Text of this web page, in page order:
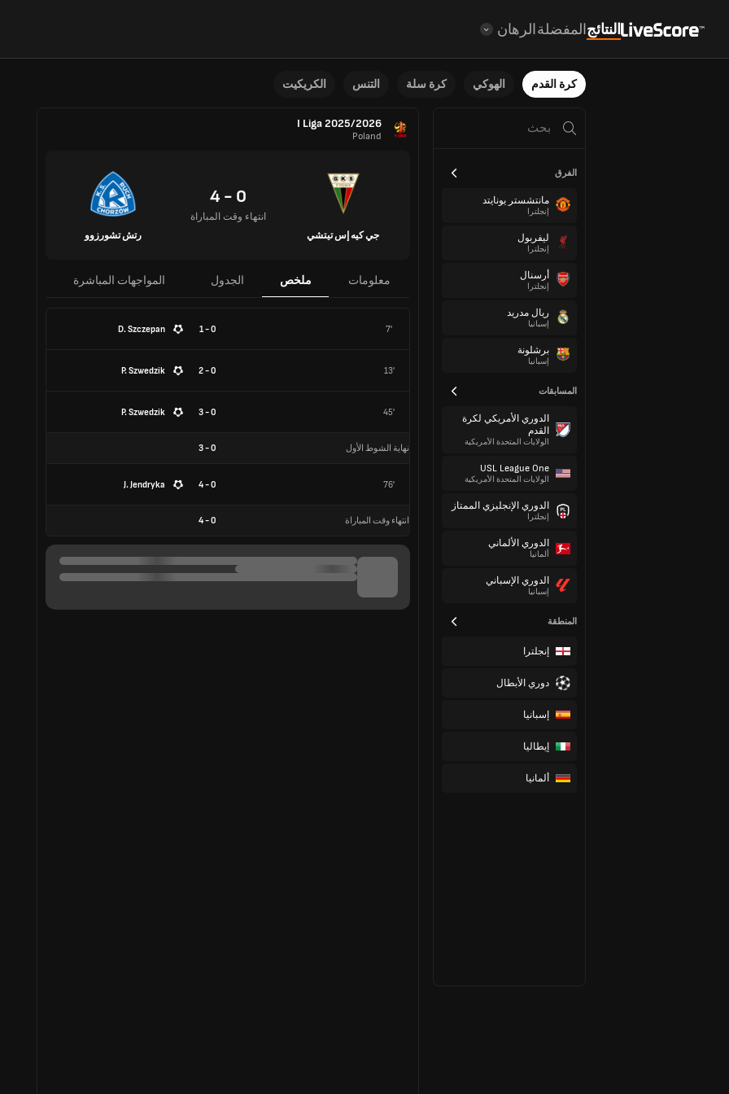
النتائجالمفضلةالرهان
كرة القدم الهوكي كرة سلة التنس الكريكيت
الفرق
مانتشستر يونايتد
إنجلترا
ليفربول
إنجلترا
أرسنال
إنجلترا
ريال مدريد
إسبانيا
برشلونة
إسبانيا
المسابقات
الدوري الأمريكي لكرة
القدم
الولايات المتحدة الأمريكية
USL League One
الولايات المتحدة الأمريكية
الدوري الإنجليزي الممتاز
إنجلترا
الدوري الألماني
ألمانيا
الدوري الإسباني
إسبانيا
المنطقة
إنجلترا
دوري الأبطال
إسبانيا
إيطاليا
ألمانيا
I Liga 2025/2026
Poland
جي كيه إس تيتشي
0 - 4
انتهاء وقت المباراة
رتش تشورزوو
معلومات ملخص الجدول المواجهات المباشرة
7'
0 - 1
D. Szczepan
13'
0 - 2
P. Szwedzik
45'
0 - 3
P. Szwedzik
نهاية الشوط الأول 0
-
3
76'
0 - 4
J. Jendryka
انتهاء وقت المباراة 0
-
4